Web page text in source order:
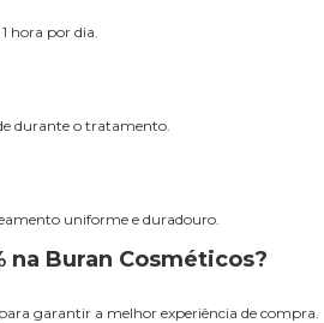
hora por dia.
durante o tratamento.
uniforme e duradouro.
na Buran Cosméticos?
garantir a melhor experiência de compra.